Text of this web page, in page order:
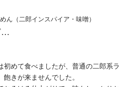
ん（二郎インスパイア・味噌）
…
初めて食べましたが、普通の二郎系ラ
きが来ませんでした。